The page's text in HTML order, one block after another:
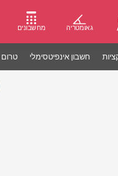
מחשבונים גאומטריה
טרום חשבון אינפיטסימלי